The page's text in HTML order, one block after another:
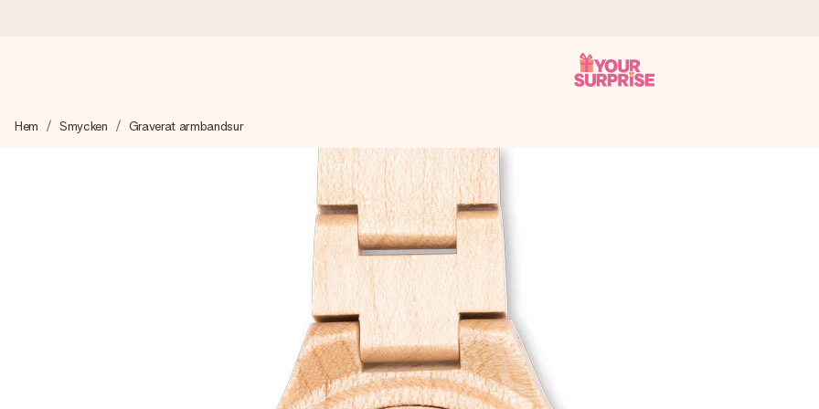
Vi skapar din gåva med omsorg och skickar den blixtsnabbt – så att du kan ge den i precis rätt tid, när det betyder som mest.
4,6 (baserat på +15 000 recensioner)
Våra gåvor inspirerar. Kunder ger oss 4,6 på Google Reviews.
Skapa något unikt med bara några få steg – med hennes namn, ditt foto eller ett meddelande som verkligen berör hennes hjärta.
Hem Smycken Graverat armbandsur